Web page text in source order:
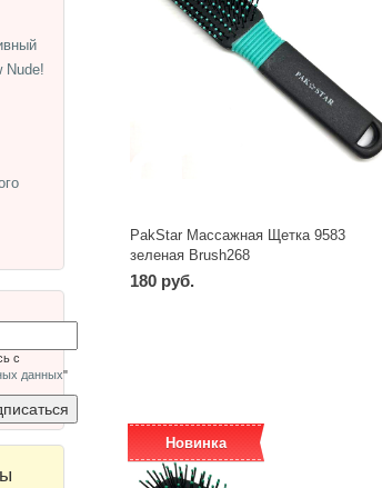
PakStar Массажная Щетка 9583
зеленая Brush268
180 руб.
Новинка
Nude!
с
данных"